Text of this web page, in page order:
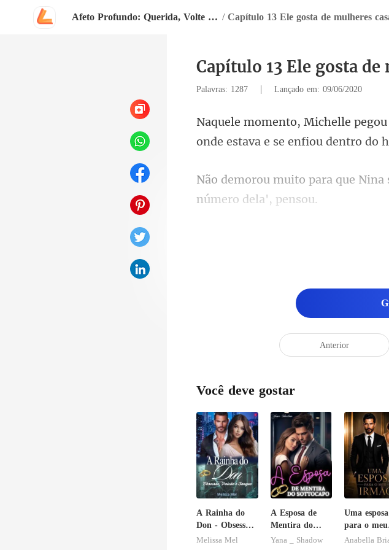
Afeto Profundo: Querida, Volte Para Mim / Capítulo 13 Ele gosta de mulheres
Capítulo 13 Ele gosta de
Palavras: 1287 | Lançado em: 09/06/2020
onde
Anterior
Você deve gostar
A Rainha do
Don - Obsessão,
Paixão e
Melissa Mel
A Esposa de
Mentira do
Sottocapo
Yana _ Shadow
Uma esposa
para o meu
irmão
Anabella